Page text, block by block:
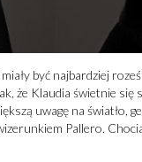
być najbardziej
że Klaudia świetnie się
uwagę na światło,
Pallero.